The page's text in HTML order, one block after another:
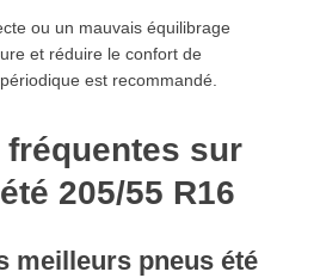
ou un mauvais équilibrage
et réduire le confort de
est recommandé.
sur
205/55 R16
meilleurs pneus été